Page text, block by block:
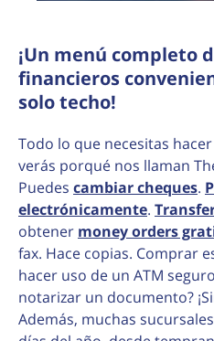
¡Un menú completo
financieros
solo techo!
Todo lo que necesitas
verás porqué nos llaman
Puedes cambiar cheques.
electrónicamente.
obtener money orders
fax. Hace copias. Comprar
hacer uso de un ATM
notarizar un documento?
Además, muchas